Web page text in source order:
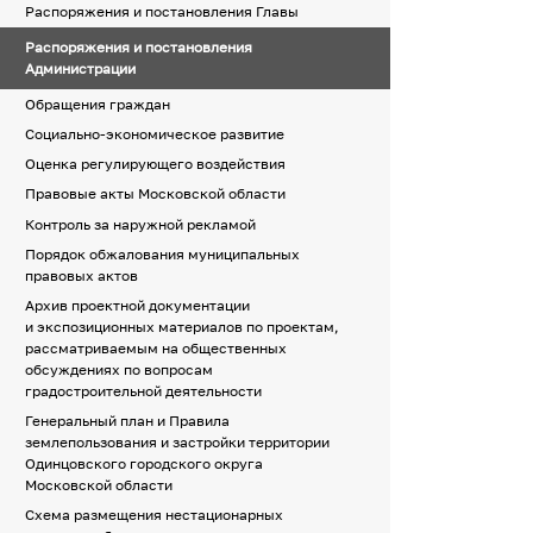
Распоряжения и постановления Главы
Распоряжения и постановления
Администрации
Обращения граждан
Социально-экономическое развитие
Оценка регулирующего воздействия
Правовые акты Московской области
Контроль за наружной рекламой
Порядок обжалования муниципальных
правовых актов
Архив проектной документации
и экспозиционных материалов по проектам,
рассматриваемым на общественных
обсуждениях по вопросам
градостроительной деятельности
Генеральный план и Правила
землепользования и застройки территории
Одинцовского городского округа
Московской области
Схема размещения нестационарных